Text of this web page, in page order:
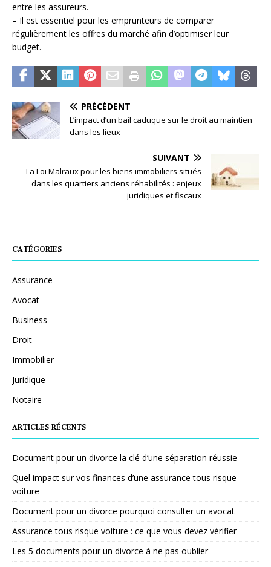
entre les assureurs.
– Il est essentiel pour les emprunteurs de comparer
régulièrement les offres du marché afin d’optimiser leur
budget.
PRÉCÉDENT
L’impact d’un bail caduque sur le droit au maintien
dans les lieux
SUIVANT
La Loi Malraux pour les biens immobiliers situés
dans les quartiers anciens réhabilités : enjeux
juridiques et fiscaux
CATÉGORIES
Assurance
Avocat
Business
Droit
Immobilier
Juridique
Notaire
ARTICLES RÉCENTS
Document pour un divorce la clé d’une séparation réussie
Quel impact sur vos finances d’une assurance tous risque
voiture
Document pour un divorce pourquoi consulter un avocat
Assurance tous risque voiture : ce que vous devez vérifier
Les 5 documents pour un divorce à ne pas oublier